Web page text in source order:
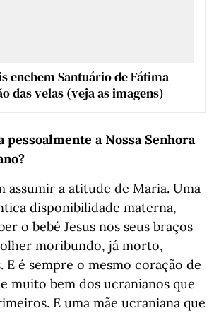
enchem Santuário de Fátima
das velas (veja as imagens)
pessoalmente a Nossa Senhora
assumir a atitude de Maria. Uma
disponibilidade materna,
o bebé Jesus nos seus braços
moribundo, já morto,
E é sempre o mesmo coração de
muito bem dos ucranianos que
E uma mãe ucraniana que